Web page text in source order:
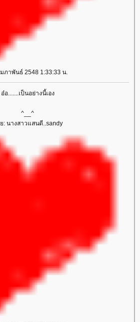
ภาพันธ์ 2548 1:33:33 น.
อ๋อ.......เป็นอย่างนี้เอง
^__^
นางสาวแสนดี..sandy